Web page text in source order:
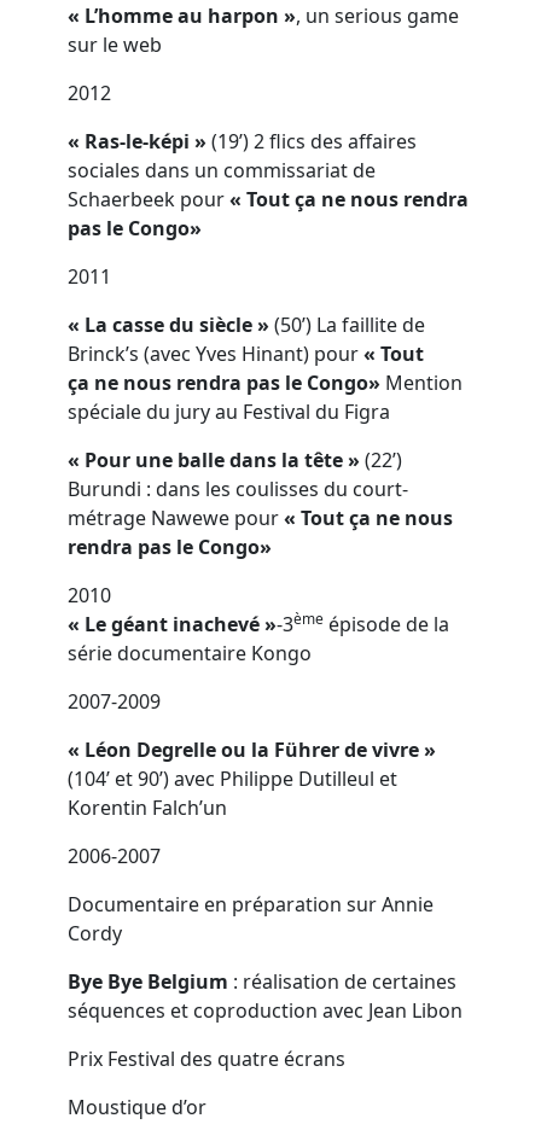
« L’homme au harpon », un serious game
sur le web
2012
« Ras-le-képi » (19’) 2 flics des affaires
sociales dans un commissariat de
Schaerbeek pour« Tout ça ne nous rendra
pas le Congo»
2011
« La casse du siècle » (50’) La faillite de
Brinck’s (avec Yves Hinant) pour« Tout
ça ne nous rendra pas le Congo» Mention
spéciale du jury au Festival du Figra
« Pour une balle dans la tête » (22’)
Burundi : dans les coulisses du court-
métrage Nawewe pour« Tout ça ne nous
rendra pas le Congo»
2010
« Le géant inachevé »-3ème épisode de la
série documentaire Kongo
2007-2009
« Léon Degrelle ou la Führer de vivre »
(104’ et 90’) avec Philippe Dutilleul et
Korentin Falch’un
2006-2007
Documentaire en préparation sur Annie
Cordy
Bye Bye Belgium : réalisation de certaines
séquences et coproduction avec Jean Libon
Prix Festival des quatre écrans
Moustique d’or